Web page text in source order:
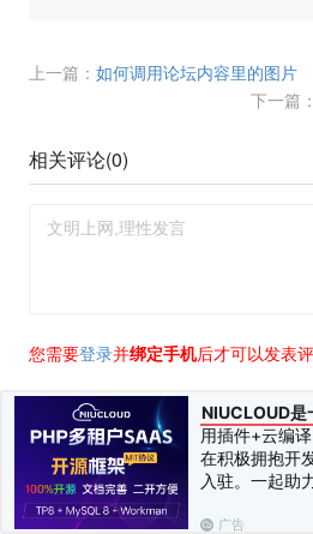
NIUCLOUD是
用插件+云编
在积极拥抱开
入驻。一起助
广告
上一篇： 如何调用论坛内容里的图片
下一篇：
相关评论(0)
您需要登录并绑定手机后才可以发表